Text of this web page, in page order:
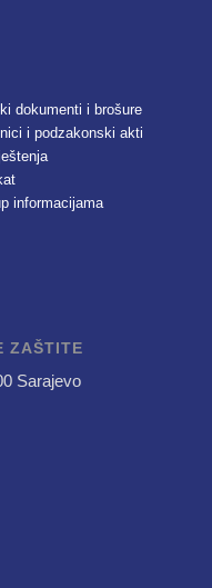
dokumenti i brošure
i podzakonski akti
informacijama
ZAŠTITE
Sarajevo